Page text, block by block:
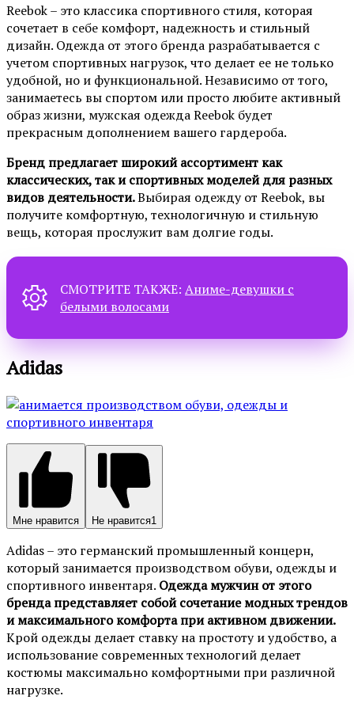
Reebok – это классика спортивного стиля, которая
сочетает в себе комфорт, надежность и стильный
дизайн. Одежда от этого бренда разрабатывается с
учетом спортивных нагрузок, что делает ее не только
удобной, но и функциональной. Независимо от того,
занимаетесь вы спортом или просто любите активный
образ жизни, мужская одежда Reebok будет
прекрасным дополнением вашего гардероба.
Бренд предлагает широкий ассортимент как
классических, так и спортивных моделей для разных
видов деятельности.Выбирая одежду от Reebok, вы
получите комфортную, технологичную и стильную
вещь, которая прослужит вам долгие годы.
СМОТРИТЕ ТАКЖЕ: Аниме-девушки с
белыми волосами
Adidas
Мне нравится Не нравится1
Adidas – это германский промышленный концерн,
который занимается производством обуви, одежды и
спортивного инвентаря. Одежда мужчин от этого
бренда представляет собой сочетание модных трендов
и максимального комфорта при активном движении.
Крой одежды делает ставку на простоту и удобство, а
использование современных технологий делает
костюмы максимально комфортными при различной
нагрузке.